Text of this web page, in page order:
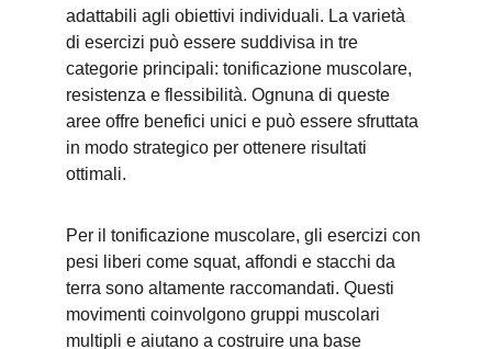
adattabili agli obiettivi individuali. La varietà
di esercizi può essere suddivisa in tre
categorie principali: tonificazione muscolare,
resistenza e flessibilità. Ognuna di queste
aree offre benefici unici e può essere sfruttata
in modo strategico per ottenere risultati
ottimali.
Per il tonificazione muscolare, gli esercizi con
pesi liberi come squat, affondi e stacchi da
terra sono altamente raccomandati. Questi
movimenti coinvolgono gruppi muscolari
multipli e aiutano a costruire una base